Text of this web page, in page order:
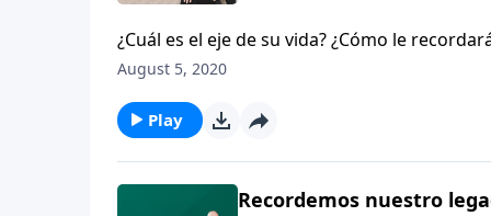
¿Cuál es el eje de su vida? ¿Cómo le
habla sobre los componentes de un legado
diferencia para la eternidad, entonces
pregunta en su propio corazón.
August 5, 2020
Play
Recordemos nuestro